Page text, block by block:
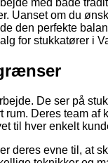
med både
Uanset om du
den perfekte
for stukkatører i
De ser på
Deres team
til hver enkelt
deres evne til, at